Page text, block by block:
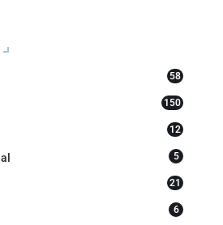
58
150
12
5
21
6